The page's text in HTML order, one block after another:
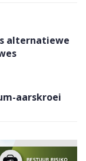
alternatiewe
aarskroei